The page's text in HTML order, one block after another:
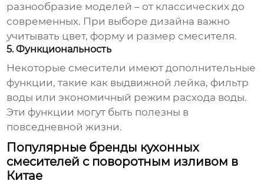
разнообразие моделей – от классических до
современных. При выборе дизайна важно
учитывать цвет, форму и размер смесителя.
5. Функциональность
Некоторые смесители имеют дополнительные
функции, такие как выдвижной лейка, фильтр
воды или экономичный режим расхода воды.
Эти функции могут быть полезны в
повседневной жизни.
Популярные бренды кухонных
смесителей с поворотным изливом в
Китае